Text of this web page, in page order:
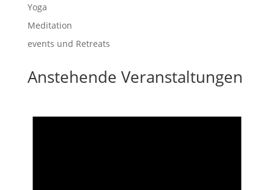
Yoga
Meditation
events und Retreats
Anstehende Veranstaltungen